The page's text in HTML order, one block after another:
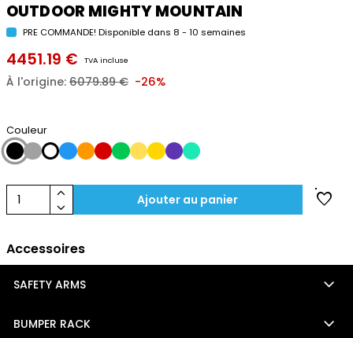
OUTDOOR MIGHTY MOUNTAIN
PRE COMMANDE! Disponible dans 8 - 10 semaines
4451.19 € TVA incluse
À l'origine: 6079.89 € -26%
Couleur
1 keyboard_arrow_up
keyboard_arrow_down Ajouter au panier favorite
Accessoires
SAFETY ARMS keyboard_arrow_down
BUMPER RACK keyboard_arrow_down